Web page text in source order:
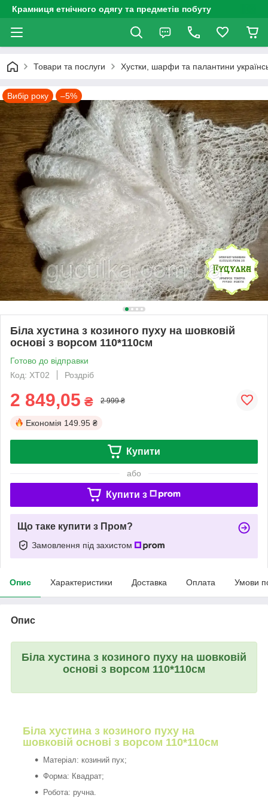
Крамниця етнічного одягу та предметів побуту
Товари та послуги Хустки, шарфи та палантини
Вибір року –5%
Біла хустина з козиного пуху на шовковій
основі з ворсом 110*110см
Готово до відправки
Код: ХТ02
Роздріб
2 849,05 ₴ 2 999 ₴
Економія 149.95 ₴
Купити
або
Купити з
Що таке купити з Пром?
Замовлення під захистом
Опис Характеристики Доставка Оплата Умови
Опис
Біла хустина з козиного пуху на шовковій
основі з ворсом 110*110см
Біла хустина з козиного пуху на
шовковій основі з ворсом 110*110см
Матеріал: козиний пух;
Форма: Квадрат;
Робота: ручна.